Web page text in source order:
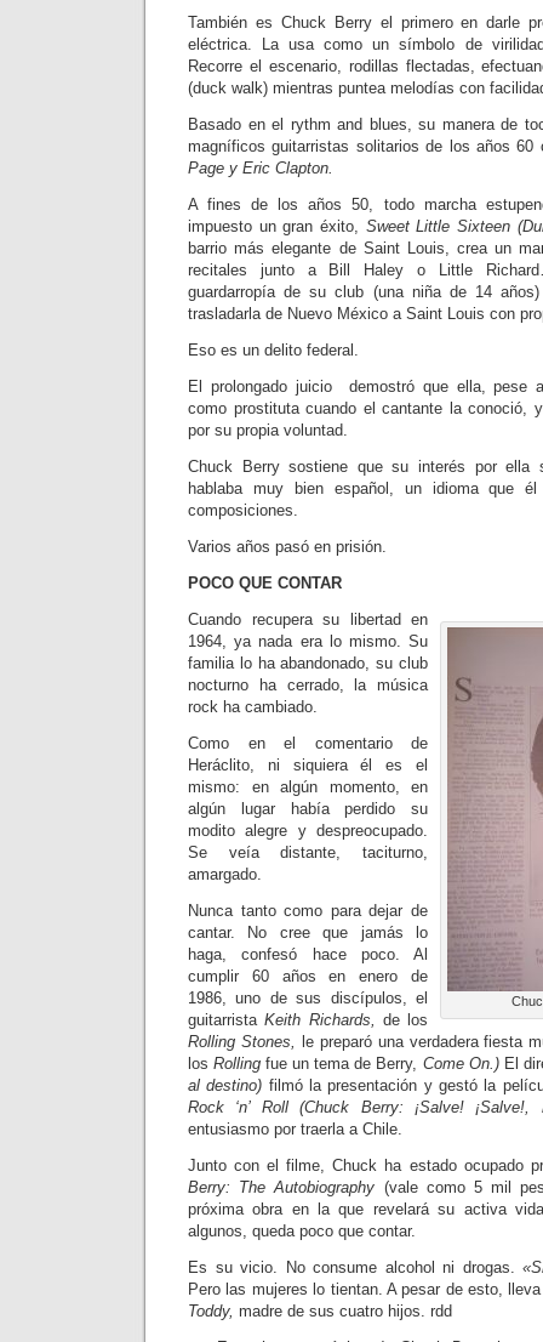
También es Chuck Berry el primero en darle
eléctrica. La usa como un símbolo de
Recorre el escenario, rodillas flectadas,
(duck walk) mientras puntea melodías con
Basado en el rythm and blues, su manera de
magníficos guitarristas solitarios de los años
Page y Eric Clapton.
A fines de los años 50, todo marcha
impuesto un gran éxito, Sweet Little Sixteen
barrio más elegante de Saint Louis, crea un
recitales junto a Bill Haley o Little
guardarropía de su club (una niña de 14
trasladarla de Nuevo México a Saint Louis con
Eso es un delito federal.
El prolongado juicio demostró que ella, pese
como prostituta cuando el cantante la conoció,
por su propia voluntad.
Chuck Berry sostiene que su interés por
hablaba muy bien español, un idioma que
composiciones.
Varios años pasó en prisión.
POCO QUE CONTAR
Cuando recupera su libertad en
1964, ya nada era lo mismo. Su
familia lo ha abandonado, su club
nocturno ha cerrado, la música
rock ha cambiado.
Como en el comentario de
Heráclito, ni siquiera él es el
mismo: en algún momento, en
algún lugar había perdido su
modito alegre y despreocupado.
Se veía distante, taciturno,
amargado.
Nunca tanto como para dejar de
cantar. No cree que jamás lo
haga, confesó hace poco. Al
cumplir 60 años en enero de
1986, uno de sus discípulos, el
guitarristaKeith Richards, de los
Rolling Stones,
le preparó una verdadera fiesta
losRolling fue un tema de Berry, Come On.)El
al destino) filmó la presentación y gestó la
Rock ‘n’ Roll (Chuck Berry: ¡Salve! ¡Salve!,
entusiasmo por traerla a Chile.
Junto con el filme, Chuck ha estado ocupado
Berry: The Autobiography (vale como 5 mil
próxima obra en la que revelará su activa
algunos, queda poco que contar.
Es su vicio. No consume alcohol ni drogas.
Pero las mujeres lo tientan. A pesar de esto,
Toddy, madre de sus cuatro hijos. rdd